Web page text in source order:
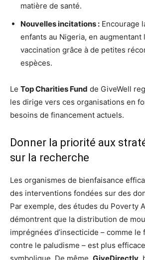
matière de santé.
Nouvelles incitations : Encourage
enfants au Nigeria, en augmentant
vaccination grâce à de petites
espèces.
Le Top Charities Fund de GiveWell
les dirige vers ces organisations en
besoins de financement actuels.
Donner la priorité aux
sur la recherche
Les organismes de bienfaisance
des interventions fondées sur des
Par exemple, des études du Poverty
démontrent que la distribution de
imprégnées d’insecticide – comme le
contre le paludisme – est plus